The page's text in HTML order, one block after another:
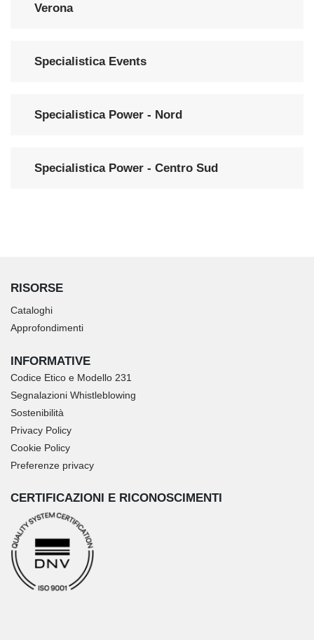
Verona
Specialistica Events
Specialistica Power - Nord
Specialistica Power - Centro Sud
RISORSE
Cataloghi
Approfondimenti
INFORMATIVE
Codice Etico e Modello 231
Segnalazioni Whistleblowing
Sostenibilità
Privacy Policy
Cookie Policy
Preferenze privacy
CERTIFICAZIONI E RICONOSCIMENTI